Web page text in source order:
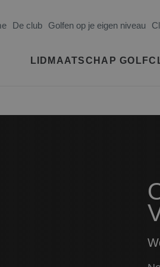
De club Golfen op je eigen niveau
LIDMAATSCHAP